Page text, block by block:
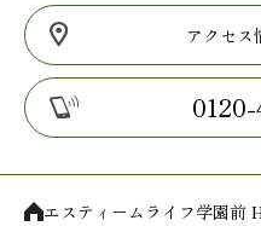
アクセス
エスティームライフ学園前